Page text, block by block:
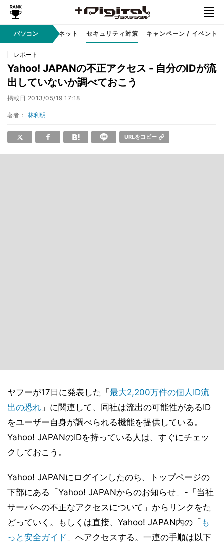
パソコン
ソフト インターネット セキュリティ対策 キャンペーン / イベント
レポート
Yahoo! JAPANの不正アクセス - 自分のIDが流
出していないか調べておこう
掲載日 2013/05/19 17:18
著者： 林利明
URLをコピー
ヤフーが17日に発表した「 最大2,200万件の個人ID流
出の恐れ 」に関連して、同社は流出の可能性があるID
をユーザー自身が調べられる機能を提供している。
Yahoo! JAPANのIDを持っている人は、すぐにチェッ
クしておこう。
Yahoo! JAPANにログインしたのち、トップページの
下部にある「Yahoo! JAPANからのお知らせ」-「当社
サーバへの不正なアクセスについて」からリンクをた
どっていく。もしくは直接、Yahoo! JAPAN内の「 も
っと安全ガイド 」へアクセスする。一連の手順は以下